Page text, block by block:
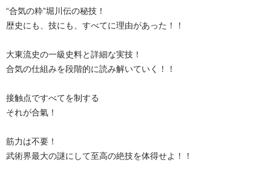
“合気の粋”堀川伝の秘技！
歴史にも、技にも、すべてに理由があった！！
大東流史の一級史料と詳細な実技！
合気の仕組みを段階的に読み解いていく！！
接触点ですべてを制する
それが合氣！
筋力は不要！
武術界最大の謎にして至高の絶技を体得せよ！！